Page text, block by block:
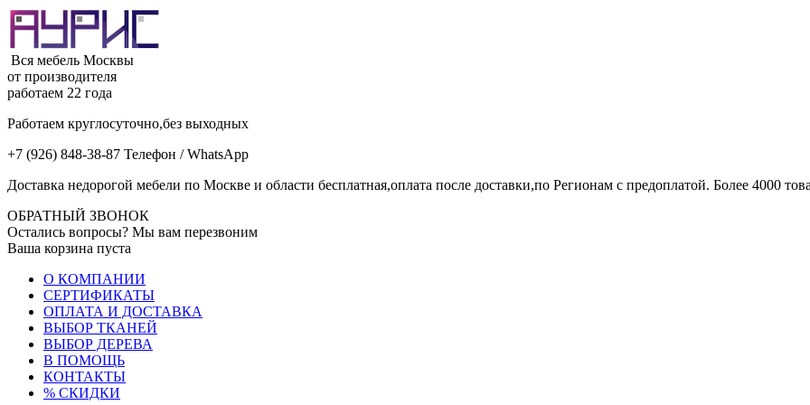
Вся мебель Москвы
от производителя
работаем 22 года
Работаем круглосуточно,без выходных
+7 (926) 848-38-87 Телефон / WhatsApp
Доставка недорогой мебели по Москве и области бесплатная,оплата после доставки,по Регионам с предоплатой. Более 4000
ОБРАТНЫЙ ЗВОНОК
Остались вопросы? Мы вам перезвоним
Ваша корзина пуста
О КОМПАНИИ
СЕРТИФИКАТЫ
ОПЛАТА И ДОСТАВКА
ВЫБОР ТКАНЕЙ
ВЫБОР ДЕРЕВА
В ПОМОЩЬ
КОНТАКТЫ
% СКИДКИ